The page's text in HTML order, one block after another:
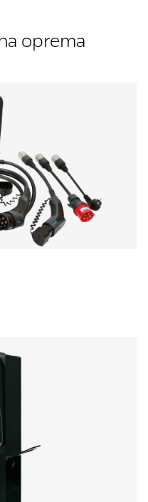
oprema